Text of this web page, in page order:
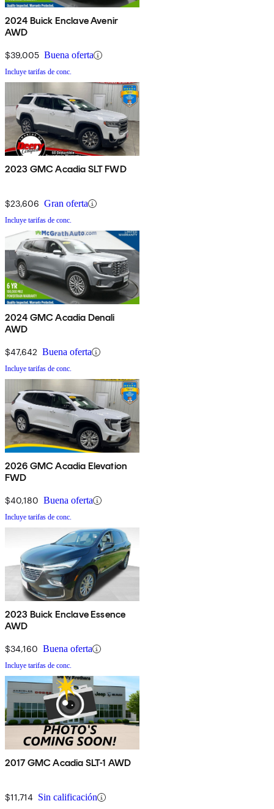
2024 Buick Enclave Avenir
AWD
$39,005 Buena oferta
Incluye tarifas de conc.
2023 GMC Acadia SLT FWD
$23,606 Gran oferta
Incluye tarifas de conc.
2024 GMC Acadia Denali
AWD
$47,642 Buena oferta
Incluye tarifas de conc.
2026 GMC Acadia Elevation
FWD
$40,180 Buena oferta
Incluye tarifas de conc.
2023 Buick Enclave Essence
AWD
$34,160 Buena oferta
Incluye tarifas de conc.
2017 GMC Acadia SLT-1 AWD
$11,714 Sin calificación